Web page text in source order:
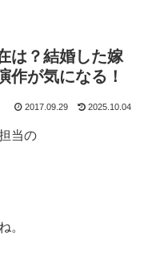
は？結婚した嫁
作が気になる！
2017.09.29 2025.10.04
当の
。